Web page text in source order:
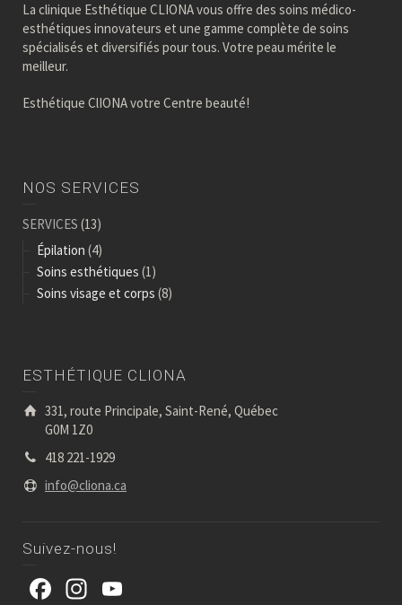
La clinique Esthétique CLIONA vous offre des soins médico-
esthétiques innovateurs et une gamme complète de soins
spécialisés et diversifiés pour tous. Votre peau mérite le
meilleur.
Esthétique ClIONA votre Centre beauté!
NOS SERVICES
SERVICES (13)
Épilation (4)
Soins esthétiques (1)
Soins visage et corps (8)
ESTHÉTIQUE CLIONA
331, route Principale, Saint-René, Québec
G0M 1Z0
418 221-1929
info@cliona.ca
Suivez-nous!
Facebook
Instagram